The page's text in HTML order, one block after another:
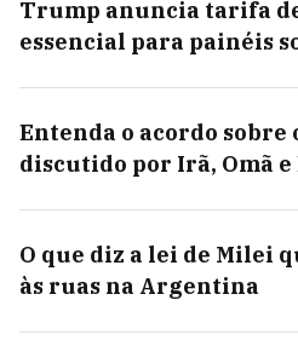
Trump anuncia tarifa
essencial para painéis
Entenda o acordo sobre
discutido por Irã, Omã e
O que diz a lei de Milei
às ruas na Argentina